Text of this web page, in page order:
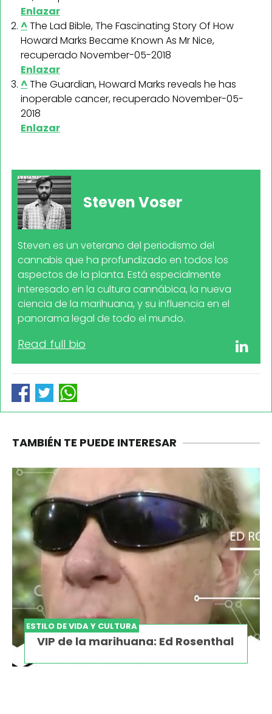
Enlazar
^The Lad Bible, The Fascinating Story Of How
Howard Marks Became Known As Mr Nice,
recuperado November-05-2018
Enlazar
^The Guardian, Howard Marks reveals he has
inoperable cancer, recuperado November-05-
2018
Enlazar
Steven Voser
Steven es un veterano del periodismo del
cannabis que ha profundizado en todos los
aspectos de la planta. Está especialmente
interesado en la cultura cannábica, la nueva
ciencia de la marihuana, y su influencia en el
panorama legal de todo el mundo.
Read full bio
TAMBIÉN TE PUEDE INTERESAR
ESTILO DE VIDA Y CULTURA
VIP de la marihuana: Ed Rosenthal